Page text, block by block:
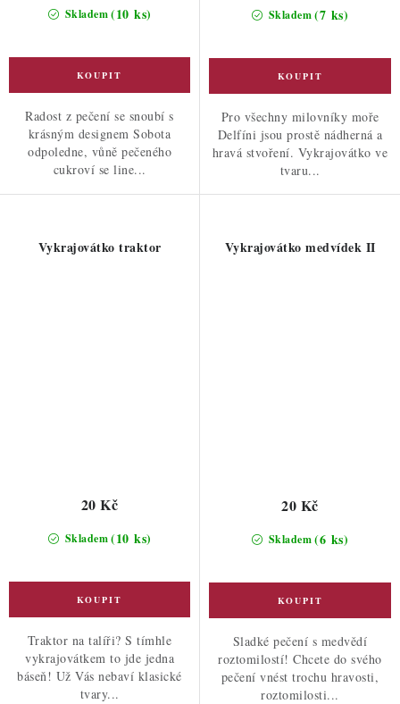
Skladem(10 ks)
Radost z pečení se snoubí s
krásným designem Sobota
odpoledne, vůně pečeného
cukroví se line...
Skladem(7 ks)
Pro všechny milovníky moře
Delfíni jsou prostě nádherná a
hravá stvoření. Vykrajovátko ve
tvaru...
Vykrajovátko traktor
Skladem(10 ks)
20 Kč
Traktor na talíři? S tímhle
vykrajovátkem to jde jedna
báseň! Už Vás nebaví klasické
tvary...
Vykrajovátko medvídek II
Skladem(6 ks)
20 Kč
Sladké pečení s medvědí
roztomilostí! Chcete do svého
pečení vnést trochu hravosti,
roztomilosti...